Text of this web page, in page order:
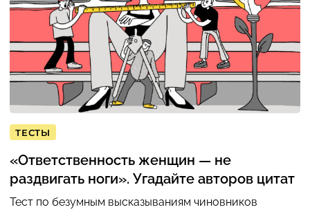
ТЕСТЫ
«Ответственность женщин — не
раздвигать ноги». Угадайте авторов цитат
Тест по безумным высказываниям чиновников